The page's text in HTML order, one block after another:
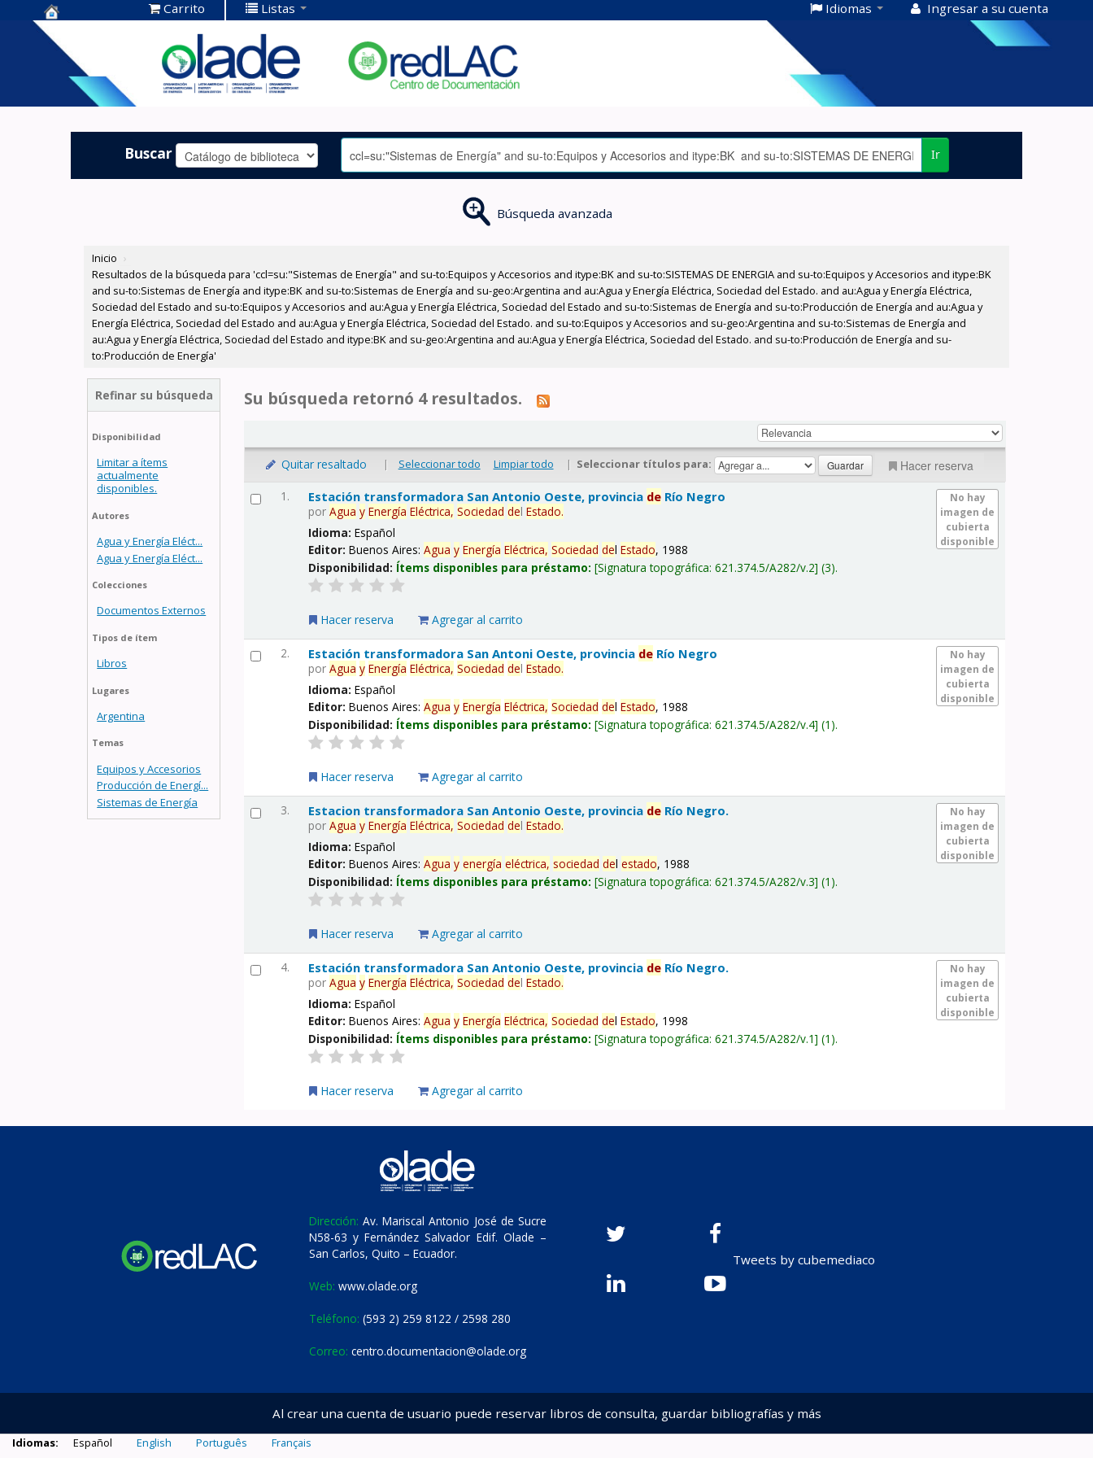
Centro de
Documentación
OLADE -
Carrito Listas Idiomas Ingresar a su cuenta
Buscar Ir
Búsqueda avanzada
Inicio ›
Resultados de la búsqueda para 'ccl=su:"Sistemas de Energía" and su-to:Equipos y Accesorios and itype:BK and su-to:SISTEMAS DE ENERGIA and su-to:Equipos y Accesorios and itype:BK
and su-to:Sistemas de Energía and itype:BK and su-to:Sistemas de Energía and su-geo:Argentina and au:Agua y Energía Eléctrica, Sociedad del Estado. and au:Agua y Energía Eléctrica,
Sociedad del Estado and su-to:Equipos y Accesorios and au:Agua y Energía Eléctrica, Sociedad del Estado and su-to:Sistemas de Energía and su-to:Producción de Energía and au:Agua y
Energía Eléctrica, Sociedad del Estado and au:Agua y Energía Eléctrica, Sociedad del Estado. and su-to:Equipos y Accesorios and su-geo:Argentina and su-to:Sistemas de Energía and
au:Agua y Energía Eléctrica, Sociedad del Estado and itype:BK and su-geo:Argentina and au:Agua y Energía Eléctrica, Sociedad del Estado. and su-to:Producción de Energía and su-
to:Producción de Energía'
Refinar su búsqueda
Disponibilidad
Limitar a ítems
actualmente
disponibles.
Autores
Agua y Energía Eléct...
Agua y Energía Eléct...
Colecciones
Documentos Externos
Tipos de ítem
Libros
Lugares
Argentina
Temas
Equipos y Accesorios
Producción de Energí...
Sistemas de Energía
Su búsqueda retornó 4 resultados.
Quitar resaltado | Seleccionar todo Limpiar todo | Seleccionar títulos para: Hacer reserva
1.
No hay
imagen de
cubierta
disponible
Estación transformadora San Antonio Oeste, provincia de Río Negro
porAgua y Energía Eléctrica, Sociedad delEstado.
Idioma:Español
Editor:Buenos Aires:Agua y Energía Eléctrica, Sociedad delEstado, 1988
Disponibilidad: Ítems disponibles para préstamo: Signatura topográfica:621.374.5/A282/v.2 (3).
Hacer reserva Agregar al carrito
2.
No hay
imagen de
cubierta
disponible
Estación transformadora San Antoni Oeste, provincia de Río Negro
porAgua y Energía Eléctrica, Sociedad delEstado.
Idioma:Español
Editor:Buenos Aires:Agua y Energía Eléctrica, Sociedad delEstado, 1988
Disponibilidad: Ítems disponibles para préstamo: Signatura topográfica:621.374.5/A282/v.4 (1).
Hacer reserva Agregar al carrito
3.
No hay
imagen de
cubierta
disponible
Estacion transformadora San Antonio Oeste, provincia de Río Negro.
porAgua y Energía Eléctrica, Sociedad delEstado.
Idioma:Español
Editor:Buenos Aires:Agua y energía eléctrica, sociedad delestado, 1988
Disponibilidad: Ítems disponibles para préstamo: Signatura topográfica:621.374.5/A282/v.3 (1).
Hacer reserva Agregar al carrito
4.
No hay
imagen de
cubierta
disponible
Estación transformadora San Antonio Oeste, provincia de Río Negro.
porAgua y Energía Eléctrica, Sociedad delEstado.
Idioma:Español
Editor:Buenos Aires:Agua y Energía Eléctrica, Sociedad delEstado, 1998
Disponibilidad: Ítems disponibles para préstamo: Signatura topográfica:621.374.5/A282/v.1 (1).
Hacer reserva Agregar al carrito
Dirección: Av. Mariscal Antonio José de Sucre
N58-63 y Fernández Salvador Edif. Olade –
San Carlos, Quito – Ecuador.
Web: www.olade.org
Teléfono: (593 2) 259 8122 / 2598 280
Correo: centro.documentacion@olade.org
Tweets by cubemediaco
Al crear una cuenta de usuario puede reservar libros de consulta, guardar bibliografías y más
Idiomas: Español English Português Français